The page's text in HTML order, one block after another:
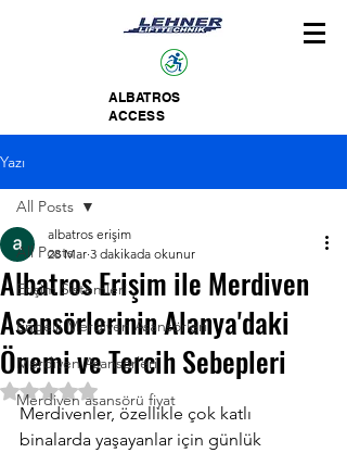
ALBATROS
ACCESS
Yazı
All Posts
Erişim Sistemleri
Engelli Merdiven Asansörleri
Merdiven Asansörleri
Merdiven asansörü fiyat
All Posts
Albatros Erişim ile Merdiven
Asansörlerinin Alanya'daki
Önemi ve Tercih Sebepleri
albatros erişim
28 Mar 3 dakikada okunur
5 üzerinden NaN yıldız
Merdivenler, özellikle çok katlı
binalarda yaşayanlar için günlük